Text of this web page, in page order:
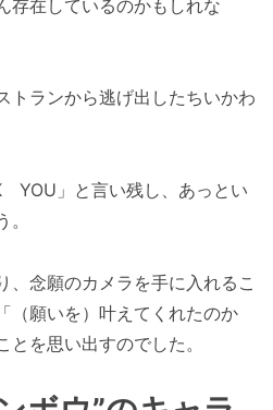
存在しているのかもしれな
トランから逃げ出したちいかわ
YOU」と言い残し、あっとい
、念願のカメラを手に入れるこ
（願いを）叶えてくれたのか
を思い出すのでした。